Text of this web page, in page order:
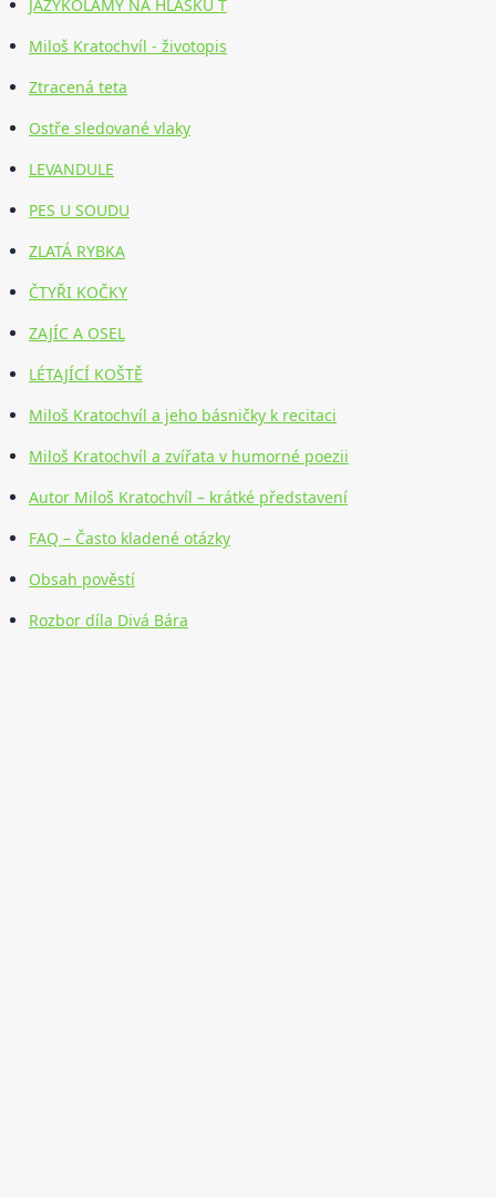
JAZYKOLAMY NA HLÁSKU T
Miloš Kratochvíl - životopis
Ztracená teta
Ostře sledované vlaky
LEVANDULE
PES U SOUDU
ZLATÁ RYBKA
ČTYŘI KOČKY
ZAJÍC A OSEL
LÉTAJÍCÍ KOŠTĚ
Miloš Kratochvíl a jeho básničky k recitaci
Miloš Kratochvíl a zvířata v humorné poezii
Autor Miloš Kratochvíl – krátké představení
FAQ – Často kladené otázky
Obsah pověstí
Rozbor díla Divá Bára